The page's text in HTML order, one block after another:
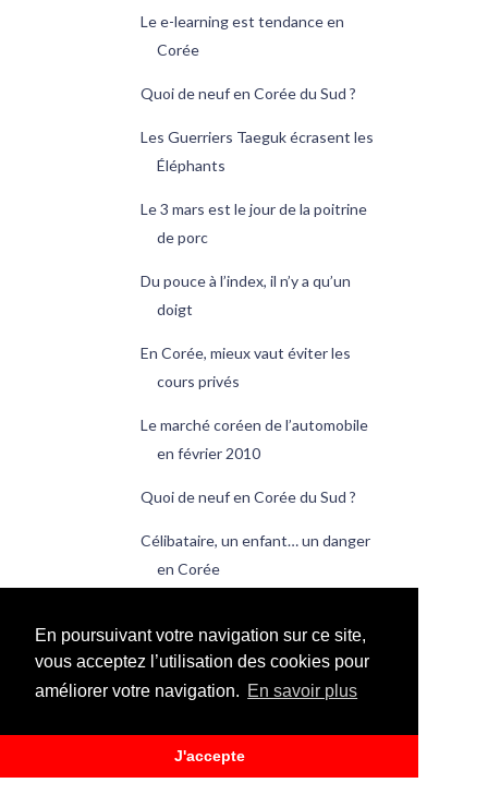
En poursuivant votre navigation sur ce site,
vous acceptez l’utilisation des cookies pour
améliorer votre navigation. En savoir plus
J'accepte
Le e-learning est tendance en
Corée
Quoi de neuf en Corée du Sud ?
Les Guerriers Taeguk écrasent les
Éléphants
Le 3 mars est le jour de la poitrine
de porc
Du pouce à l’index, il n’y a qu’un
doigt
En Corée, mieux vaut éviter les
cours privés
Le marché coréen de l’automobile
en février 2010
Quoi de neuf en Corée du Sud ?
Célibataire, un enfant… un danger
en Corée
bureaux de vote
Retour du surplus commercial en
Les Coréens retournent au Japon